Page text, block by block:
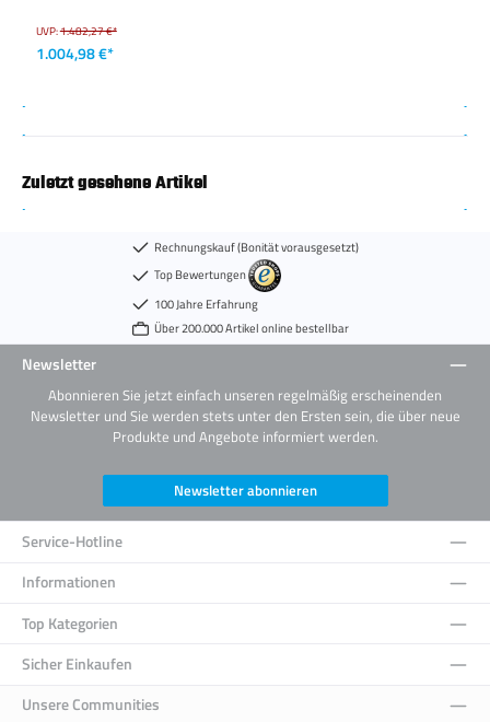
UVP:1.482,27 €*
1.004,98 €*
Zuletzt gesehene Artikel
Rechnungskauf (Bonität vorausgesetzt)
Top Bewertungen
100 Jahre Erfahrung
Über 200.000 Artikel online bestellbar
Newsletter
Abonnieren Sie jetzt einfach unseren regelmäßig erscheinenden
Newsletter und Sie werden stets unter den Ersten sein, die über neue
Produkte und Angebote informiert werden.
Newsletter abonnieren
Service-Hotline
Informationen
Top Kategorien
Sicher Einkaufen
Unsere Communities